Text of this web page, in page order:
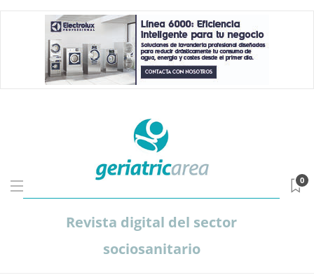
Revista digital del sector
sociosanitario
0